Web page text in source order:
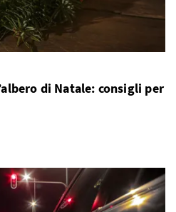
di Natale: consigli per